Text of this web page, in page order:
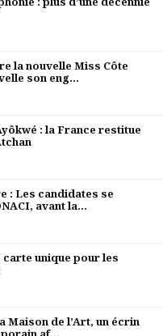
la nouvelle Miss Côte
son eng...
: la France restitue
: Les candidates se
avant la...
carte unique pour les
Maison de l’Art, un écrin